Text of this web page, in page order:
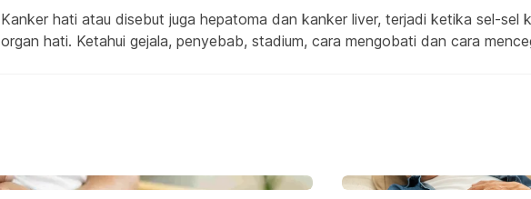
Kanker hati atau disebut juga hepatoma dan kanker liver, terjadi ketika sel-sel
organ hati. Ketahui gejala, penyebab, stadium, cara mengobati dan cara